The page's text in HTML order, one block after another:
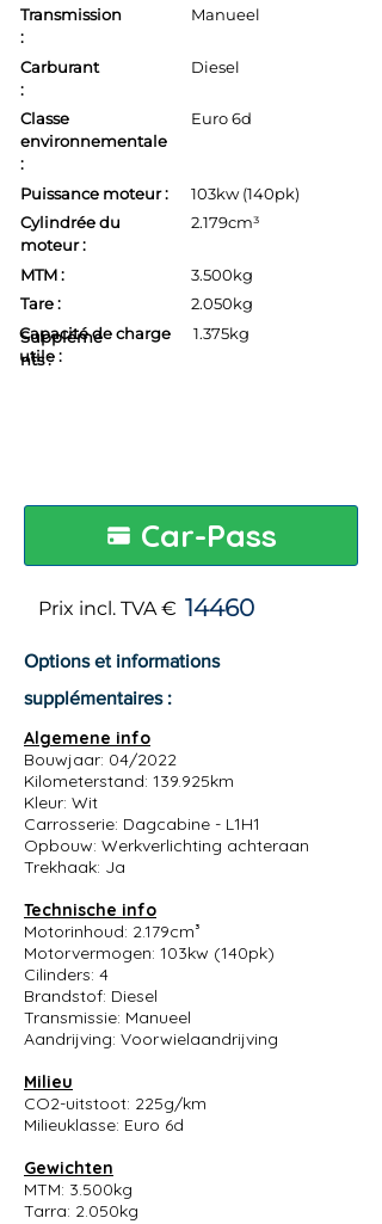
Transmission
:
Manueel
Carburant
:
Classe
environnementale
:
Diesel
Euro 6d
Puissance moteur :
Cylindrée du
moteur :
103kw (140pk)
2.179cm³
MTM :
Tare :
3.500kg
2.050kg
Capacité de charge
utile :
1.375kg
Suppléme
nts :
Car-Pass
Prix incl. TVA € 14460
Options et informations
supplémentaires :
Algemene info
Bouwjaar: 04/2022
Kilometerstand: 139.925km
Kleur: Wit
Carrosserie: Dagcabine - L1H1
Opbouw: Werkverlichting achteraan
Trekhaak: Ja
Technische info
Motorinhoud: 2.179cm³
Motorvermogen: 103kw (140pk)
Cilinders: 4
Brandstof: Diesel
Transmissie: Manueel
Aandrijving: Voorwielaandrijving
Milieu
CO2-uitstoot: 225g/km
Milieuklasse: Euro 6d
Gewichten
MTM: 3.500kg
Tarra: 2.050kg